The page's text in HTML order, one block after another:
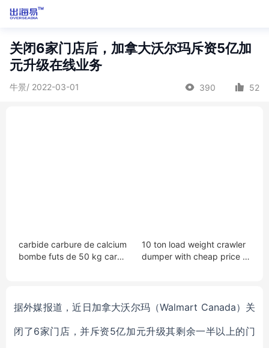
关闭6家门店后，加拿大沃尔玛斥资5亿加
元升级在线业务
牛景/ 2022-03-01 390 52
carbide carbure de calcium
bombe futs de 50 kg carbu
10 ton load weight crawler
dumper with cheap price o
据外媒报道，近日加拿大沃尔玛（Walmart Canada）关
闭了6家门店，并斥资5亿加元升级其剩余一半以上的门